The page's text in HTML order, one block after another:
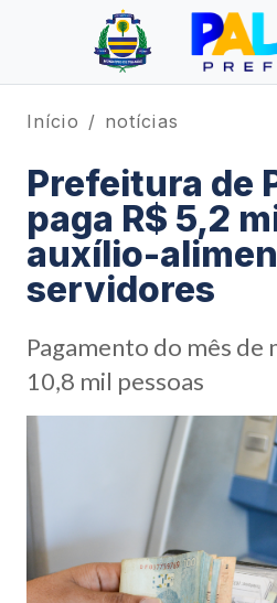
Início notícias
Prefeitura de
paga R$ 5,2
auxílio-
servidores
Pagamento do mês de
10,8 mil pessoas